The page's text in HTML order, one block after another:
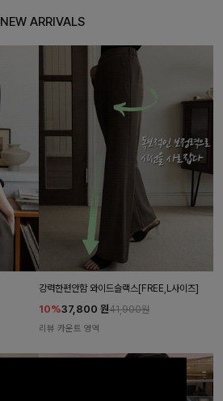
NEW ARRIVALS
강력한편안함 와이드슬랙스[FREE,L사이즈]
10%37,800 원41,900원
리뷰 카운트 영역